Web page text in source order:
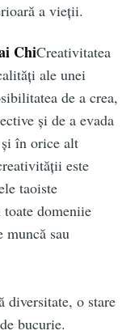
a vieții.
ChiCreativitatea
ale unei
de a crea,
și de a evada
în orice alt
este
taoiste
domeniie
sau
diversitate, o stare
bucurie.